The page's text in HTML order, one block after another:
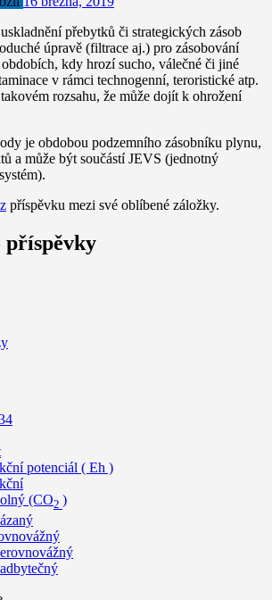
přebytků či strategických zásob
úpravě (filtrace aj.) pro zásobování
kdy hrozí sucho, válečné či jiné
v rámci technogenní, teroristické atp.
rozsahu, že může dojít k ohrožení
je obdobou podzemního zásobníku plynu,
a může být součástí JEVS (jednotný
příspěvku mezi své oblíbené záložky.
příspěvky
potenciál ( Eh )
(CO2 )